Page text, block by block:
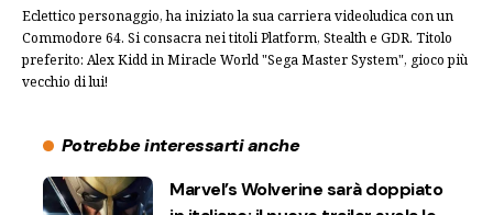
Eclettico personaggio, ha iniziato la sua carriera videoludica con un
Commodore 64. Si consacra nei titoli Platform, Stealth e GDR. Titolo
preferito: Alex Kidd in Miracle World "Sega Master System", gioco più
vecchio di lui!
Potrebbe interessarti anche
Marvel’s Wolverine sarà doppiato